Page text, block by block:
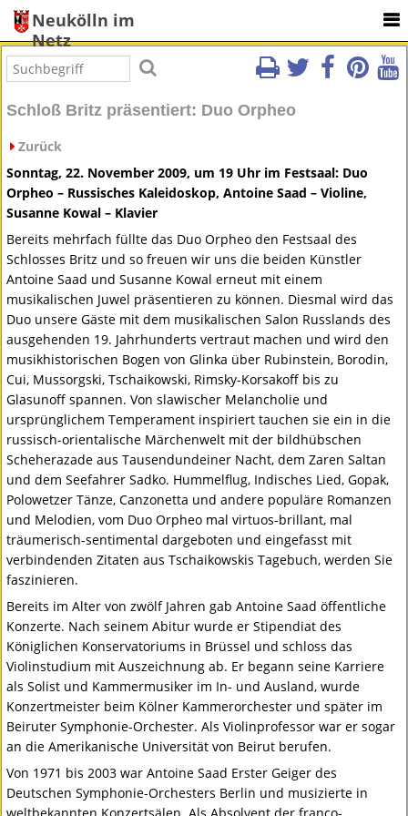
Neukölln im
Netz
Schloß Britz präsentiert: Duo Orpheo
Zurück
Sonntag, 22. November 2009, um 19 Uhr im Festsaal: Duo
Orpheo – Russisches Kaleidoskop, Antoine Saad – Violine,
Susanne Kowal – Klavier
Bereits mehrfach füllte das Duo Orpheo den Festsaal des
Schlosses Britz und so freuen wir uns die beiden Künstler
Antoine Saad und Susanne Kowal erneut mit einem
musikalischen Juwel präsentieren zu können. Diesmal wird das
Duo unsere Gäste mit dem musikalischen Salon Russlands des
ausgehenden 19. Jahrhunderts vertraut machen und wird den
musikhistorischen Bogen von Glinka über Rubinstein, Borodin,
Cui, Mussorgski, Tschaikowski, Rimsky-Korsakoff bis zu
Glasunoff spannen. Von slawischer Melancholie und
ursprünglichem Temperament inspiriert tauchen sie ein in die
russisch-orientalische Märchenwelt mit der bildhübschen
Scheherazade aus Tausendundeiner Nacht, dem Zaren Saltan
und dem Seefahrer Sadko. Hummelflug, Indisches Lied, Gopak,
Polowetzer Tänze, Canzonetta und andere populäre Romanzen
und Melodien, vom Duo Orpheo mal virtuos-brillant, mal
träumerisch-sentimental dargeboten und eingefasst mit
verbindenden Zitaten aus Tschaikowskis Tagebuch, werden Sie
faszinieren.
Bereits im Alter von zwölf Jahren gab Antoine Saad öffentliche
Konzerte. Nach seinem Abitur wurde er Stipendiat des
Königlichen Konservatoriums in Brüssel und schloss das
Violinstudium mit Auszeichnung ab. Er begann seine Karriere
als Solist und Kammermusiker im In- und Ausland, wurde
Konzertmeister beim Kölner Kammerorchester und später im
Beiruter Symphonie-Orchester. Als Violinprofessor war er sogar
an die Amerikanische Universität von Beirut berufen.
Von 1971 bis 2003 war Antoine Saad Erster Geiger des
Deutschen Symphonie-Orchesters Berlin und musizierte in